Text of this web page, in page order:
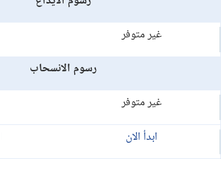
غير متوفر
رسوم الانسحاب
غير متوفر
ابدأ الان